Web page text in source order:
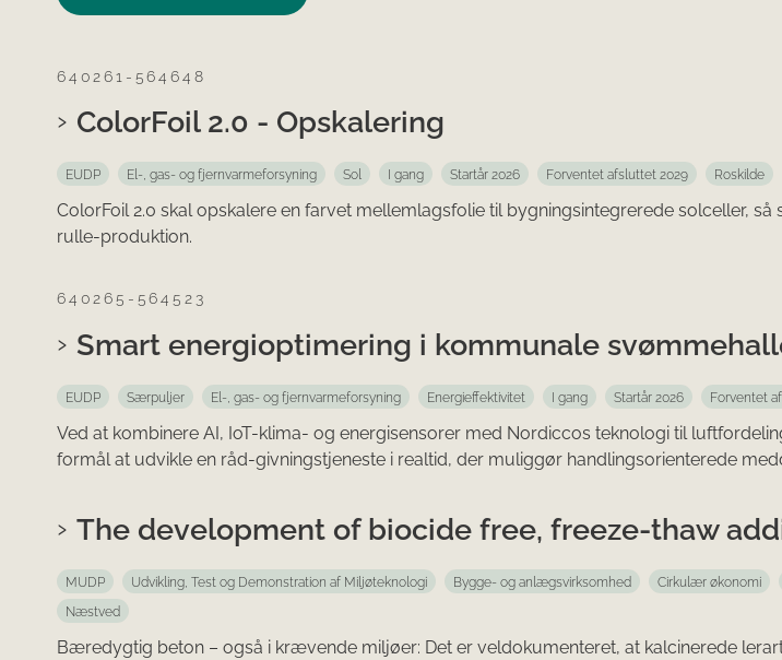
640261-564648
ColorFoil 2.0 - Opskalering
EUDP El-, gas- og fjernvarmeforsyning Sol I gang Startår 2026 Forventet afsluttet 2029 Roskilde
ColorFoil 2.0 skal opskalere en farvet mellemlagsfolie til bygningsintegrerede solceller,
rulle-produktion.
640265-564523
Smart energioptimering i kommunale
EUDP Særpuljer El-, gas- og fjernvarmeforsyning Energieffektivitet I gang Startår 2026 Forventet
Ved at kombinere AI, IoT-klima- og energisensorer med Nordiccos teknologi til
formål at udvikle en råd-givningstjeneste i realtid, der muliggør handlingsorienterede
The development of biocide free, freeze-thaw
MUDP Udvikling, Test og Demonstration af Miljøteknologi Bygge- og anlægsvirksomhed Cirkulær økonomi
Næstved
Bæredygtig beton – også i krævende miljøer: Det er veldokumenteret, at kalcinerede